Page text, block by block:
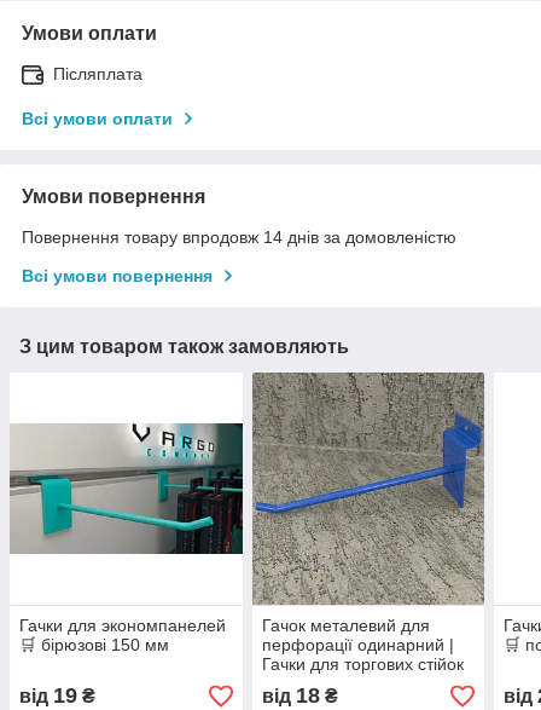
Умови оплати
Післяплата
Всі умови оплати
Умови повернення
Повернення товару впродовж 14 днів за домовленістю
Всі умови повернення
З цим товаром також замовляють
Гачки для экономпанелей
🛒 бірюзові 150 мм
від 19 ₴
Гачок металевий для
перфорації одинарний |
Гачки для торгових стійок
під замовлення
від 18₴
🛒
від